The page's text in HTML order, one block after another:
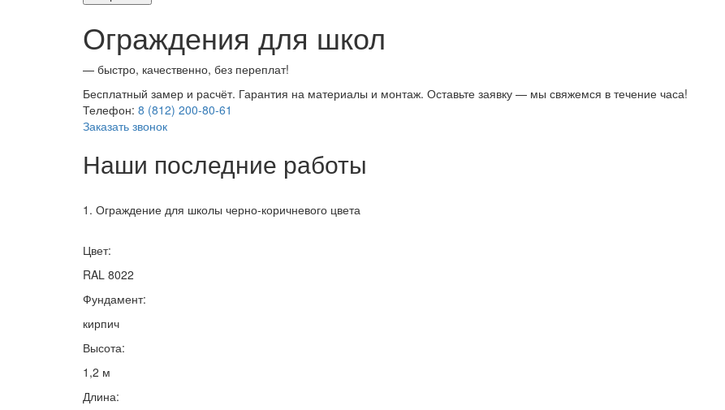
Ограждения для школ
— быстро, качественно, без переплат!
Бесплатный замер и расчёт. Гарантия на материалы и монтаж. Оставьте заявку — мы свяжемся в течение часа!
Телефон: 8 (812) 200-80-61
Заказать звонок
Наши последние работы
1. Ограждение для школы черно-коричневого цвета
Цвет:
RAL 8022
Фундамент:
кирпич
Высота:
1,2 м
Длина: